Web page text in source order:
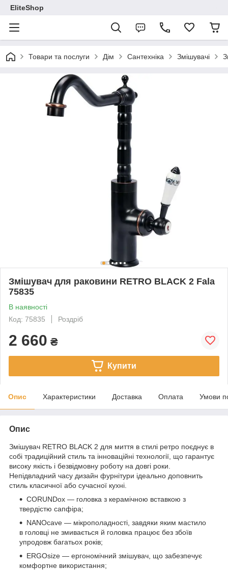
EliteShop
Товари та послуги Дім Сантехніка Змішувачі
Змішувач для раковини RETRO BLACK 2 Fala
75835
В наявності
Код: 75835
Роздріб
2 660 ₴
Купити
Опис Характеристики Доставка Оплата Умови
Опис
Змішувач RETRO BLACK 2 для миття в стилі ретро поєднує в
собі традиційний стиль та інноваційні технології, що гарантує
високу якість і безвідмовну роботу на довгі роки.
Непідвладний часу дизайн фурнітури ідеально доповнить
стиль класичної або сучасної кухні.
CORUNDox — головка з керамічною вставкою з
твердістю сапфіра;
NANOcave — мікрополадності, завдяки яким мастило
в головці не змивається й головка працює без збоїв
упродовж багатьох років;
ERGOsize — ергономічний змішувач, що забезпечує
комфортне використання;